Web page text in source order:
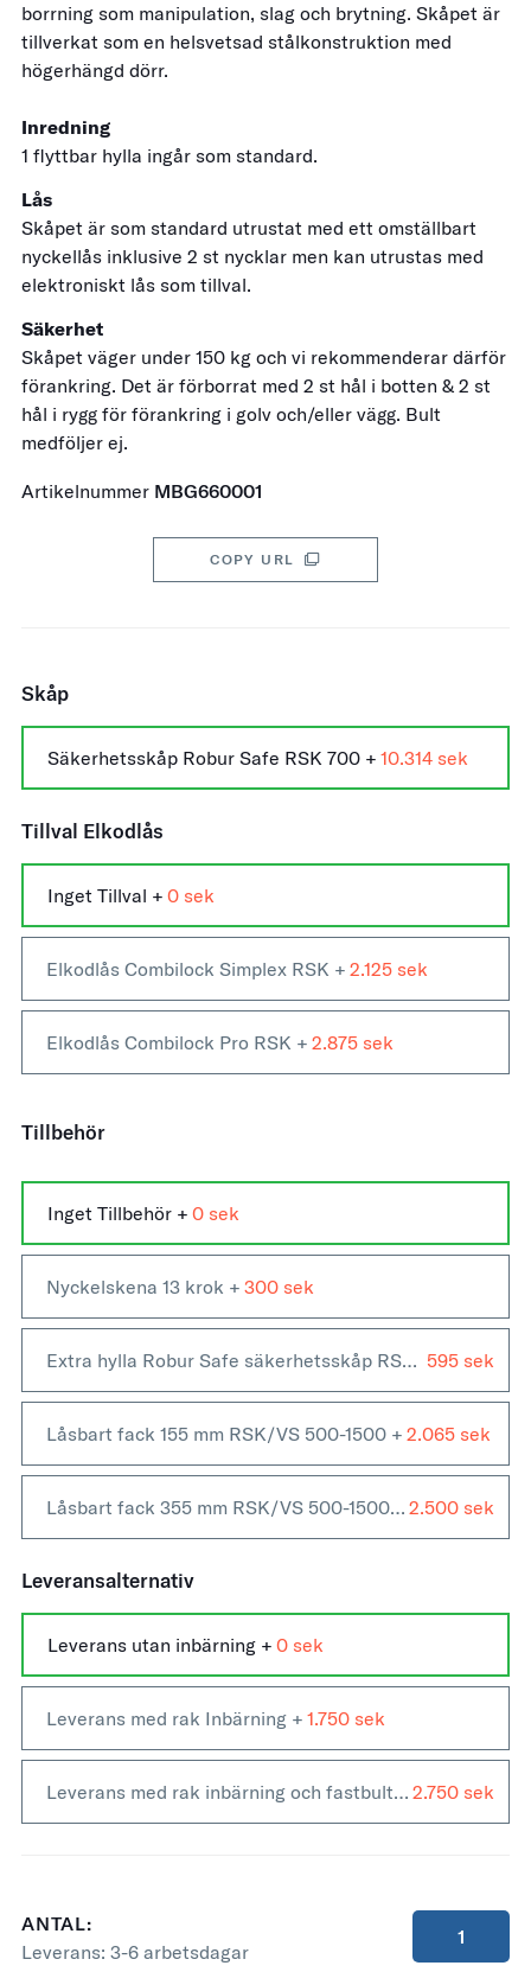
borrning som manipulation, slag och brytning. Skåpet är
tillverkat som en helsvetsad stålkonstruktion med
högerhängd dörr.
Inredning
1 flyttbar hylla ingår som standard.
Lås
Skåpet är som standard utrustat med ett omställbart
nyckellås inklusive 2 st nycklar men kan utrustas med
elektroniskt lås som tillval.
Säkerhet
Skåpet väger under 150 kg och vi rekommenderar därför
förankring. Det är förborrat med 2 st hål i botten & 2 st
hål i rygg för förankring i golv och/eller vägg. Bult
medföljer ej.
Artikelnummer MBG660001
COPY URL
Skåp
Säkerhetsskåp Robur Safe RSK 700 + 10.314
Tillval Elkodlås
Inget Tillval + 0
Elkodlås Combilock Simplex RSK + 2.125
Elkodlås Combilock Pro RSK + 2.875
Tillbehör
Inget Tillbehör + 0
Nyckelskena 13 krok + 300
Extra hylla Robur Safe säkerhetsskåp RSK 700 & RSK 1600 595
Låsbart fack 155 mm RSK/VS 500-1500 + 2.065
Låsbart fack 355 mm RSK/VS 500-1500
+ 2.500
Leveransalternativ
Leverans utan inbärning + 0
Leverans med rak Inbärning + 1.750
Leverans med rak inbärning och fastbultning + 2.750
ANTAL:
Leverans: 3-6 arbetsdagar